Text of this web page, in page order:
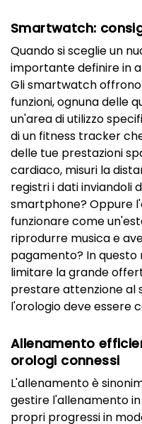
Smartwatch:
Quando si sceglie un
importante definire in
Gli smartwatch
funzioni, ognuna delle
un'area di utilizzo
di un fitness tracker
delle tue prestazioni
cardiaco, misuri la
registri i dati inviandoli
smartphone? Oppure
funzionare come
riprodurre musica e
pagamento? In questo
limitare la grande
prestare attenzione al
l'orologio deve essere
Allenamento
orologi connessi
L'allenamento è
gestire l'allenamento
propri progressi in